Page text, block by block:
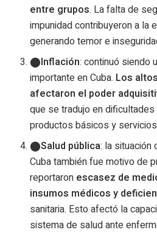
entre grupos. La falta de
impunidad contribuyeron a la
generando temor e
Inflación: continuó siendo
importante en Cuba. Los
afectaron el poder
que se tradujo en
productos básicos y
Salud pública: la situación
Cuba también fue motivo de
reportaron escasez de
insumos médicos y
sanitaria. Esto afectó la
sistema de salud ante